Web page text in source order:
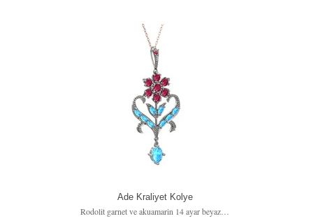
Ade Kraliyet Kolye
Rodolit garnet ve akuamarin 14 ayar beyaz altın kolye (40 cm rose altın rolo zincir)